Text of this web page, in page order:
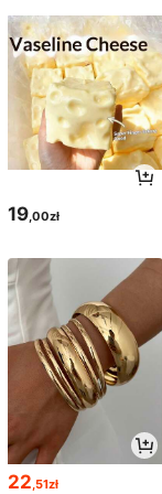
19 ,00zł
22,51zł